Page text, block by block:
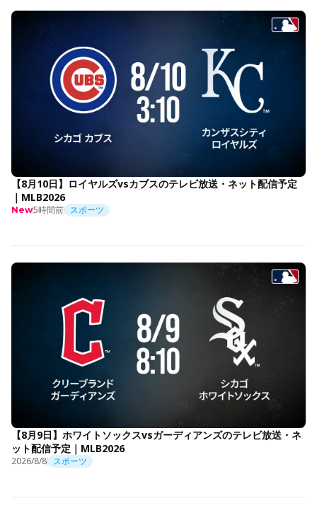
【8月10日】ロイヤルズvsカブスのテレビ放送・ネット配信予定
｜MLB2026
New5時間前 スポーツ
【8月9日】ホワイトソックスvsガーディアンズのテレビ放送・ネ
ット配信予定｜MLB2026
2026/8/8 スポーツ